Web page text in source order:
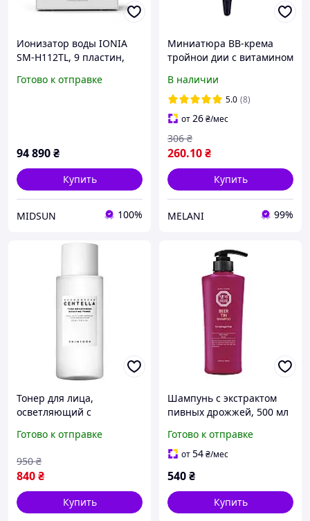
Ионизатор воды IONIA
SM-H112TL, 9 пластин,
Корея
Готово к отправке
94 890₴
Купить
MIDSUN 100%
Миниатюра ВВ-крема
тройнои дии с витамином
(004004)
В наличии
5.0 (8)
от26₴/мес
260.10₴
306 ₴
Купить
MELANI 99%
Тонер для лица,
осветляющий с
Madagascar Centella Tone
Toner 210ml
Готово к отправке
840₴
950 ₴
Купить
Шампунь с экстрактом
пивных дрожжей, 500 мл
Tin Shampoo, 500 мл
(10070)
Готово к отправке
от54₴/мес
540₴
Купить